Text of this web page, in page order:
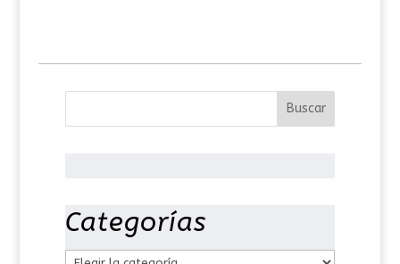
Categorías